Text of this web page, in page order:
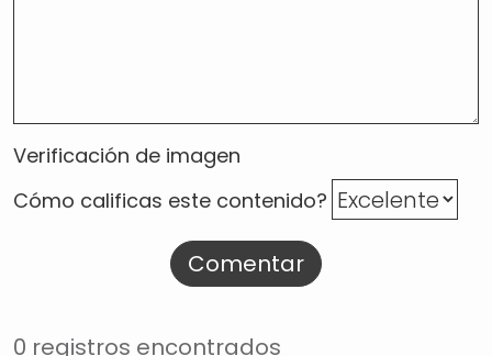
Verificación de imagen
Cómo calificas este contenido?
Comentar
0 registros encontrados